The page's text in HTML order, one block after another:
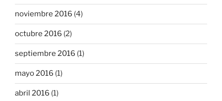
noviembre 2016 (4)
octubre 2016 (2)
septiembre 2016 (1)
mayo 2016 (1)
abril 2016 (1)